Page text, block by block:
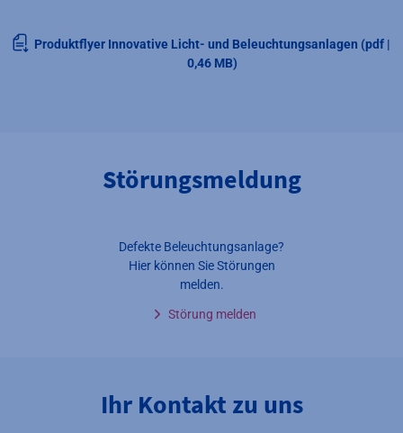
Produktflyer Innovative Licht- und Beleuchtungsanlagen (pdf |
0,46 MB)
Störungsmeldung
Defekte Beleuchtungsanlage?
Hier können Sie Störungen
melden.
Störung melden
Ihr Kontakt zu uns